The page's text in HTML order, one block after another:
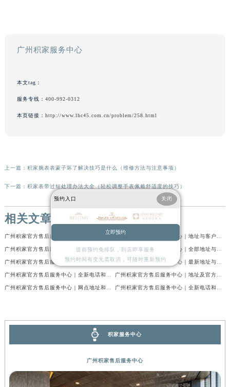
广州积家服务中心
本文tag：
服务专线： 400-992-0312
本页链接： http://www.lhc45.com.cn/problem/258.html
上一篇： 积家腕表表蒙子坏了解决技巧是什么（维修方法与注意事项）
下一篇： 积家表带过短处理办法大全（轻松调整手表佩戴舒适度的技巧）
相关文章
广州积家官方售后服务中心｜详细地址与官方电话权威信息公示（2026年7月最新）
广州积家官方售后服务中心｜最新电话及维修地址权威信息公示（2026年7月最新）
广州积家官方售后服务中心｜热线电话及门店地址权威信息公示（2026年6月最新）
积家服务中心
广州积家售后服务中心
预约入口 关闭
立即预约
提前预约免排队，到店即享服务
预约时间有变无需取消，可随时重新预约